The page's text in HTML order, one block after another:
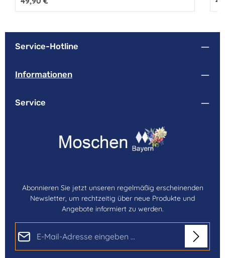
Service-Hotline
Informationen
Service
Abonnieren Sie jetzt unseren regelmäßig erscheinenden
Newsletter, um rechtzeitig über neue Produkte und
Angebote informiert zu werden.